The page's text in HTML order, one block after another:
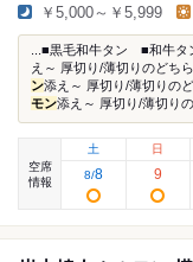
￥5,000～￥5,999
...■黒毛和牛タン ■和牛
え～ 厚切り/薄切りのどち
ン添え～ 厚切り/薄切りの
モン添え～ 厚切り/薄切り
空席
情報
土
8/8
日
9